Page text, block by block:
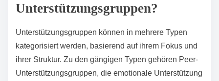
Unterstützungsgruppen?
Unterstützungsgruppen können in mehrere Typen
kategorisiert werden, basierend auf ihrem Fokus und
ihrer Struktur. Zu den gängigen Typen gehören Peer-
Unterstützungsgruppen, die emotionale Unterstützung